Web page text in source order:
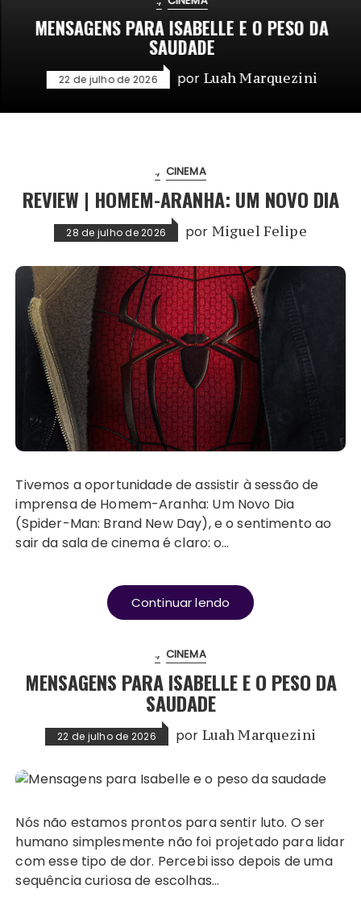
MENSAGENS PARA ISABELLE E O PESO DA
SAUDADE
22 de julho de 2026 por Luah Marquezini
. CINEMA
REVIEW | HOMEM-ARANHA: UM NOVO DIA
28 de julho de 2026 por Miguel Felipe
Tivemos a oportunidade de assistir à sessão de
imprensa de Homem-Aranha: Um Novo Dia
(Spider-Man: Brand New Day), e o sentimento ao
sair da sala de cinema é claro: o…
Continuar lendo
. CINEMA
MENSAGENS PARA ISABELLE E O PESO DA
SAUDADE
22 de julho de 2026 por Luah Marquezini
Nós não estamos prontos para sentir luto. O ser
humano simplesmente não foi projetado para lidar
com esse tipo de dor. Percebi isso depois de uma
sequência curiosa de escolhas…